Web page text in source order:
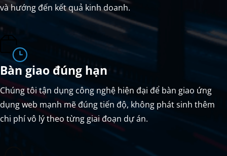
và hướng đến kết quả kinh doanh.
Bàn giao đúng hạn
Chúng tôi tận dụng công nghệ hiện đại để bàn giao ứng
dụng web mạnh mẽ đúng tiến độ, không phát sinh thêm
chi phí vô lý theo từng giai đoạn dự án.